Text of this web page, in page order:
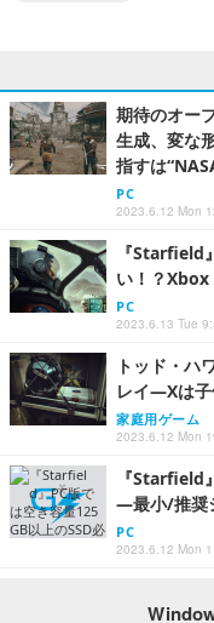
期待のオー
生成、変な
指すは
PC
2023.6.12 Mon
『Starfield
い！？
PC
2023.6.13 Tue
トッド・ハ
レイ―Xは
家庭用ゲーム
2023.6.12 Mon
『Starfield
―最小/推奨
PC
2023.6.12 Mon